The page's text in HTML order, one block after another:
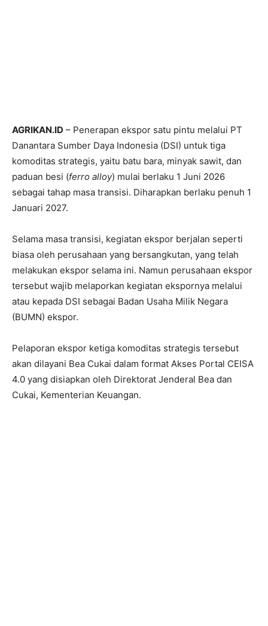
AGRIKAN.ID – Penerapan ekspor satu pintu melalui PT
Danantara Sumber Daya Indonesia (DSI) untuk tiga
komoditas strategis, yaitu batu bara, minyak sawit, dan
paduan besi (ferro alloy) mulai berlaku 1 Juni 2026
sebagai tahap masa transisi. Diharapkan berlaku penuh 1
Januari 2027.
Selama masa transisi, kegiatan ekspor berjalan seperti
biasa oleh perusahaan yang bersangkutan, yang telah
melakukan ekspor selama ini. Namun perusahaan ekspor
tersebut wajib melaporkan kegiatan ekspornya melalui
atau kepada DSI sebagai Badan Usaha Milik Negara
(BUMN) ekspor.
Pelaporan ekspor ketiga komoditas strategis tersebut
akan dilayani Bea Cukai dalam format Akses Portal CEISA
4.0 yang disiapkan oleh Direktorat Jenderal Bea dan
Cukai, Kementerian Keuangan.